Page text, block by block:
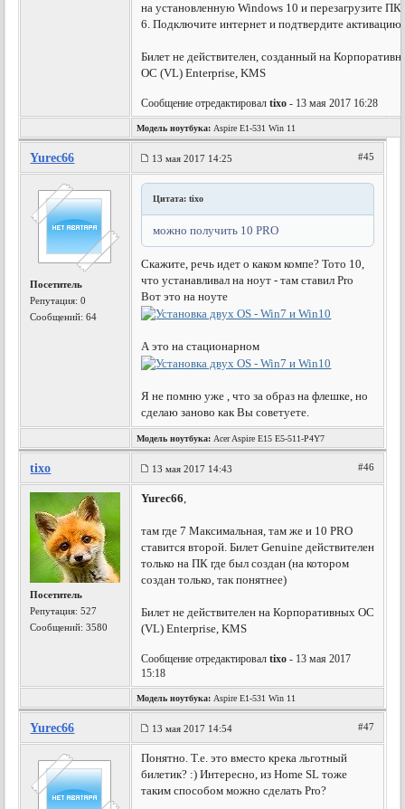
на установленную Windows 10 и перезагрузите ПК.
6. Подключите интернет и подтвердите активацию.
Билет не действителен, созданный на
ОС (VL) Enterprise, KMS
Сообщение отредактировалtixo - 13 мая 2017 16:28
Модель ноутбука: Aspire E1-531 Win 11
Yurec66 13 мая 2017 14:25 #45
Посетитель
Репутация:0
Сообщений: 64
Цитата: tixo
можно получить 10 PRO
Скажите, речь идет о каком компе? Тото 10,
что устанавливал на ноут - там ставил Pro
Вот это на ноуте
А это на стационарном
Я не помню уже , что за образ на флешке, но
сделаю заново как Вы советуете.
Модель ноутбука: Acer Aspire E15 E5-511-P4Y7
tixo 13 мая 2017 14:43 #46
Посетитель
Репутация:527
Сообщений: 3580
Yurec66,
там где 7 Максимальная, там же и 10 PRO
ставится второй. Билет Genuine действителен
только на ПК где был создан (на котором
создан только, так понятнее)
Билет не действителен на Корпоративных ОС
(VL) Enterprise, KMS
Сообщение отредактировалtixo - 13 мая 2017
15:18
Модель ноутбука: Aspire E1-531 Win 11
Yurec66 13 мая 2017 14:54 #47
Понятно. Т.е. это вместо крека льготный
билетик? :) Интересно, из Home SL тоже
таким способом можно сделать Pro?